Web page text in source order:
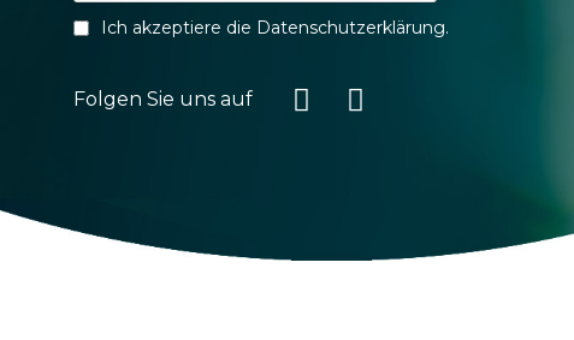
Ich akzeptiere die Datenschutzerklärung.
Folgen Sie uns auf